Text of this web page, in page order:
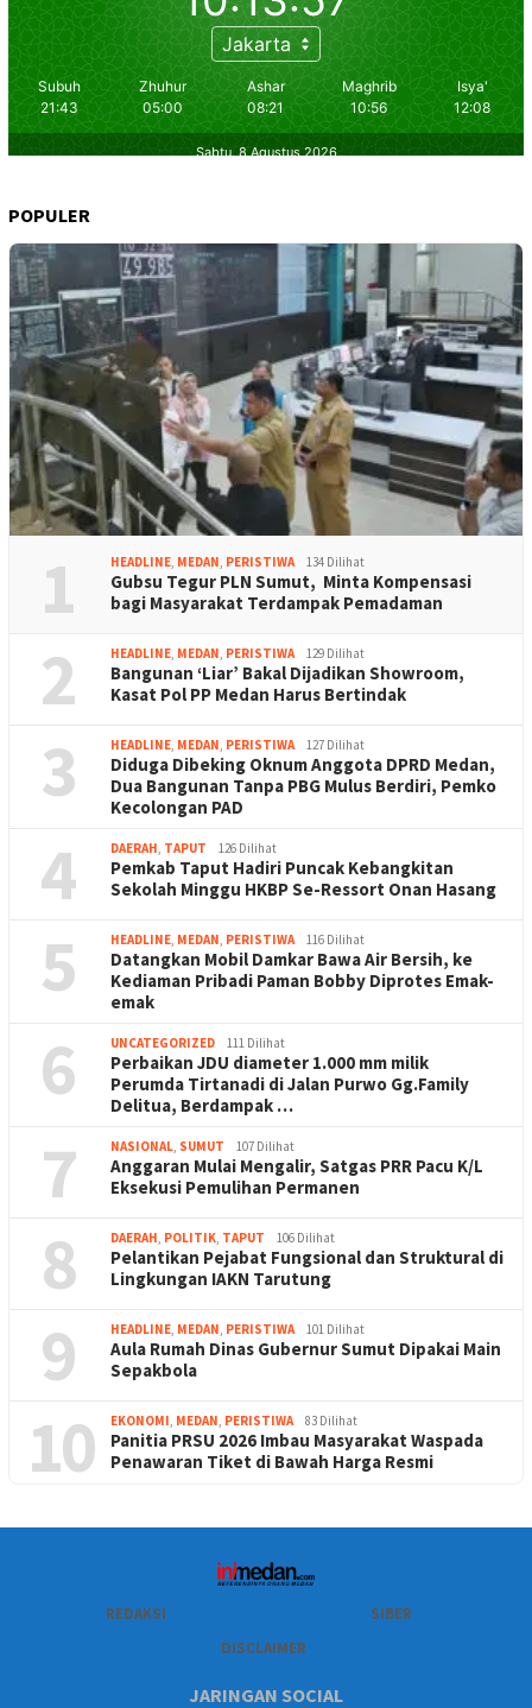
POPULER
1 HEADLINE, MEDAN, PERISTIWA 134 Dilihat
Gubsu Tegur PLN Sumut, Minta Kompensasi
bagi Masyarakat Terdampak Pemadaman
2 HEADLINE, MEDAN, PERISTIWA 129 Dilihat
Bangunan ‘Liar’ Bakal Dijadikan Showroom,
Kasat Pol PP Medan Harus Bertindak
3 HEADLINE, MEDAN, PERISTIWA 127 Dilihat
Diduga Dibeking Oknum Anggota DPRD Medan,
Dua Bangunan Tanpa PBG Mulus Berdiri, Pemko
Kecolongan PAD
4 DAERAH, TAPUT 126 Dilihat
Pemkab Taput Hadiri Puncak Kebangkitan
Sekolah Minggu HKBP Se-Ressort Onan Hasang
5 HEADLINE, MEDAN, PERISTIWA 116 Dilihat
Datangkan Mobil Damkar Bawa Air Bersih, ke
Kediaman Pribadi Paman Bobby Diprotes Emak-
emak
6 UNCATEGORIZED 111 Dilihat
Perbaikan JDU diameter 1.000 mm milik
Perumda Tirtanadi di Jalan Purwo Gg.Family
Delitua, Berdampak …
7 NASIONAL, SUMUT 107 Dilihat
Anggaran Mulai Mengalir, Satgas PRR Pacu K/L
Eksekusi Pemulihan Permanen
8 DAERAH, POLITIK, TAPUT 106 Dilihat
Pelantikan Pejabat Fungsional dan Struktural di
Lingkungan IAKN Tarutung
9 HEADLINE, MEDAN, PERISTIWA 101 Dilihat
Aula Rumah Dinas Gubernur Sumut Dipakai Main
Sepakbola
10 EKONOMI, MEDAN, PERISTIWA 83 Dilihat
Panitia PRSU 2026 Imbau Masyarakat Waspada
Penawaran Tiket di Bawah Harga Resmi
REDAKSI
SIBER
DISCLAIMER
JARINGAN SOCIAL